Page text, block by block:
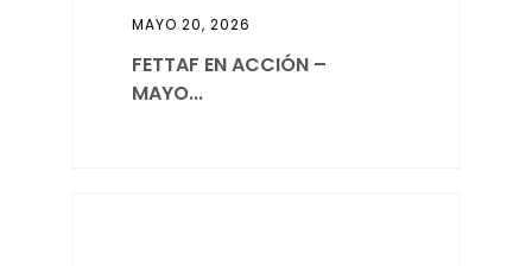
MAYO 20, 2026
FETTAF EN ACCIÓN –
MAYO...